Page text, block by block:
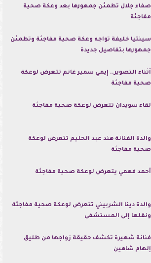
صفاء جلال تطمئن جمهورها بعد وعكة صحية
مفاجئة
سينتيا خليفة تواجه وعكة صحية مفاجئة وتطمئن
جمهورها بتفاصيل جديدة
أثناء التصوير.. إيمي سمير غانم تتعرض لوعكة
صحية مفاجئة
لقاء سويدان تتعرض لوعكة صحية مفاجئة
والدة الفنانة هند عبد الحليم تتعرض لوعكة
صحية مفاجئة
أحمد فهمي يتعرض لوعكة صحية مفاجئة
والدة دينا الشربيني تتعرض لوعكة صحية مفاجئة
ونقلها إلى المستشفى
فنانة شهيرة تكشف حقيقة زواجها من طليق
إلهام شاهين